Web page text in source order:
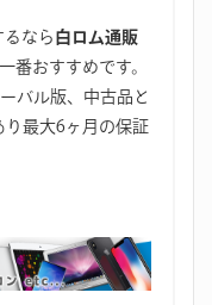
なら 白ロム通販
番おすすめです。
バル版、中古品と
り最大6ヶ月の保証